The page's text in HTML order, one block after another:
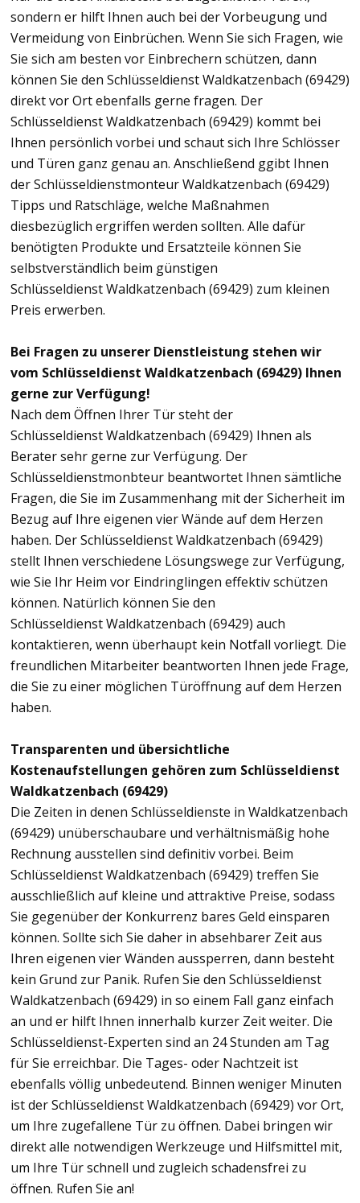
sondern er hilft Ihnen auch bei der Vorbeugung und
Vermeidung von Einbrüchen. Wenn Sie sich Fragen, wie
Sie sich am besten vor Einbrechern schützen, dann
können Sie den Schlüsseldienst Waldkatzenbach (69429)
direkt vor Ort ebenfalls gerne fragen. Der
Schlüsseldienst Waldkatzenbach (69429) kommt bei
Ihnen persönlich vorbei und schaut sich Ihre Schlösser
und Türen ganz genau an. Anschließend ggibt Ihnen
der Schlüsseldienstmonteur Waldkatzenbach (69429)
Tipps und Ratschläge, welche Maßnahmen
diesbezüglich ergriffen werden sollten. Alle dafür
benötigten Produkte und Ersatzteile können Sie
selbstverständlich beim günstigen
Schlüsseldienst Waldkatzenbach (69429) zum kleinen
Preis erwerben.
Bei Fragen zu unserer Dienstleistung stehen wir
vom Schlüsseldienst Waldkatzenbach (69429) Ihnen
gerne zur Verfügung!
Nach dem Öffnen Ihrer Tür steht der
Schlüsseldienst Waldkatzenbach (69429) Ihnen als
Berater sehr gerne zur Verfügung. Der
Schlüsseldienstmonbteur beantwortet Ihnen sämtliche
Fragen, die Sie im Zusammenhang mit der Sicherheit im
Bezug auf Ihre eigenen vier Wände auf dem Herzen
haben. Der Schlüsseldienst Waldkatzenbach (69429)
stellt Ihnen verschiedene Lösungswege zur Verfügung,
wie Sie Ihr Heim vor Eindringlingen effektiv schützen
können. Natürlich können Sie den
Schlüsseldienst Waldkatzenbach (69429) auch
kontaktieren, wenn überhaupt kein Notfall vorliegt. Die
freundlichen Mitarbeiter beantworten Ihnen jede Frage,
die Sie zu einer möglichen Türöffnung auf dem Herzen
haben.
Transparenten und übersichtliche
Kostenaufstellungen gehören zum Schlüsseldienst
Waldkatzenbach (69429)
Die Zeiten in denen Schlüsseldienste in Waldkatzenbach
(69429) unüberschaubare und verhältnismäßig hohe
Rechnung ausstellen sind definitiv vorbei. Beim
Schlüsseldienst Waldkatzenbach (69429) treffen Sie
ausschließlich auf kleine und attraktive Preise, sodass
Sie gegenüber der Konkurrenz bares Geld einsparen
können. Sollte sich Sie daher in absehbarer Zeit aus
Ihren eigenen vier Wänden aussperren, dann besteht
kein Grund zur Panik. Rufen Sie den Schlüsseldienst
Waldkatzenbach (69429) in so einem Fall ganz einfach
an und er hilft Ihnen innerhalb kurzer Zeit weiter. Die
Schlüsseldienst-Experten sind an 24 Stunden am Tag
für Sie erreichbar. Die Tages- oder Nachtzeit ist
ebenfalls völlig unbedeutend. Binnen weniger Minuten
ist der Schlüsseldienst Waldkatzenbach (69429) vor Ort,
um Ihre zugefallene Tür zu öffnen. Dabei bringen wir
direkt alle notwendigen Werkzeuge und Hilfsmittel mit,
um Ihre Tür schnell und zugleich schadensfrei zu
öffnen. Rufen Sie an!